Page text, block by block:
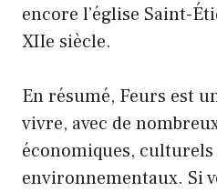
encore l’église Saint-
XIIe siècle.
En résumé, Feurs est
vivre, avec de
économiques, culturels
environnementaux. Si